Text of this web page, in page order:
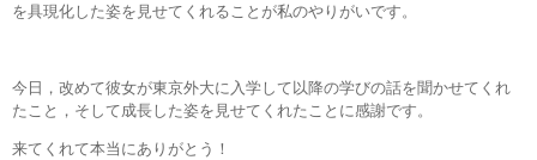
を具現化した姿を見せてくれることが私のやりがいです。
今日，改めて彼女が東京外大に入学して以降の学びの話を聞かせてくれ
たこと，そして成長した姿を見せてくれたことに感謝です。
来てくれて本当にありがとう！